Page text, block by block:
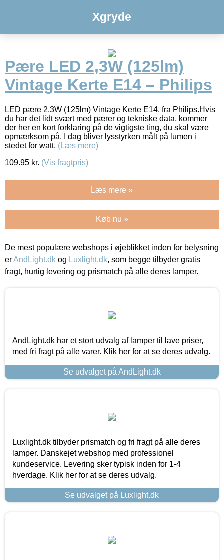
Xgryde
Pære LED 2,3W (125lm)
Vintage Kerte E14 – Philips
LED pære 2,3W (125lm) Vintage Kerte E14, fra Philips.Hvis
du har det lidt svært med pærer og tekniske data, kommer
der her en kort forklaring på de vigtigste ting, du skal være
opmærksom på. I dag bliver lysstyrken målt på lumen i
stedet for watt. (Læs mere)
109.95 kr. (Vis fragtpris)
Læs mere »
Køb nu »
De mest populære webshops i øjeblikket inden for belysning
erAndLight.dk og Luxlight.dk, som begge tilbyder gratis
fragt, hurtig levering og prismatch på alle deres lamper.
AndLight.dk har et stort udvalg af lamper til lave priser,
med fri fragt på alle varer. Klik her for at se deres udvalg.
Se udvalget på AndLight.dk
Luxlight.dk tilbyder prismatch og fri fragt på alle deres
lamper. Danskejet webshop med professionel
kundeservice. Levering sker typisk inden for 1-4
hverdage. Klik her for at se deres udvalg.
Se udvalget på Luxlight.dk